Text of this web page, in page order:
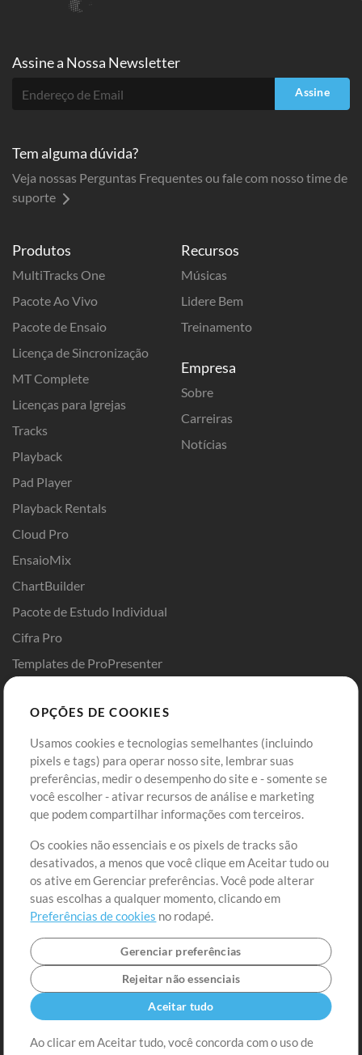
Produtos
MultiTracks One
Pacote Ao Vivo
Pacote de Ensaio
Licença de Sincronização
MT Complete
Licenças para Igrejas
Tracks
Playback
Pad Player
Playback Rentals
Cloud Pro
EnsaioMix
ChartBuilder
Pacote de Estudo Individual
Cifra Pro
Templates de ProPresenter
Recursos
Músicas
Lidere Bem
Treinamento
Empresa
Sobre
Carreiras
Notícias
Comprar Créditos
Conteúdo Grátis
Solicite uma Música
Extras
Sessões
Envie seu conteúdo
Playlist
MT Conference
Entre
Cadastre-se
Ir ao carrinho
Assine a Nossa Newsletter
Assine
Tem alguma dúvida?
Veja nossas Perguntas Frequentes ou fale com nosso time de
suporte
OPÇÕES DE COOKIES
Usamos cookies e tecnologias semelhantes (incluindo
pixels e tags) para operar nosso site, lembrar suas
preferências, medir o desempenho do site e - somente se
você escolher - ativar recursos de análise e marketing
que podem compartilhar informações com terceiros.
Os cookies não essenciais e os pixels de tracks são
desativados, a menos que você clique em Aceitar tudo ou
os ative em Gerenciar preferências. Você pode alterar
suas escolhas a qualquer momento, clicando em
Preferências de cookies no rodapé.
Gerenciar preferências
Rejeitar não essenciais
Aceitar tudo
Ao clicar em Aceitar tudo, você concorda com o uso de